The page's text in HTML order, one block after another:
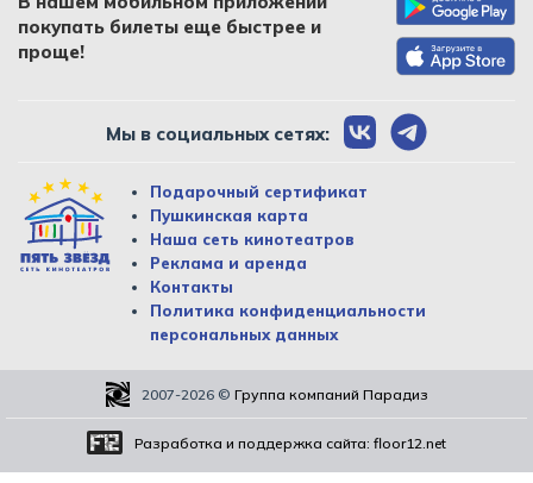
покупать билеты еще быстрее и
проще!
Мы в социальных сетях:
Подарочный сертификат
Пушкинская карта
Наша сеть кинотеатров
Реклама и аренда
Контакты
Политика конфиденциальности
персональных данных
2007-2026 © Группа компаний Парадиз
Разработка и поддержка сайта: floor12.net